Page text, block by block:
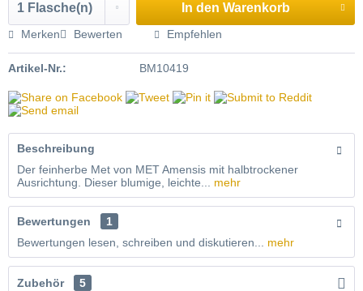
In den Warenkorb
Merken Bewerten Empfehlen
Artikel-Nr.: BM10419
Beschreibung
Der feinherbe Met von MET Amensis mit halbtrockener
Ausrichtung. Dieser blumige, leichte...
mehr
Bewertungen
1
Bewertungen lesen, schreiben und diskutieren...
mehr
Zubehör 5